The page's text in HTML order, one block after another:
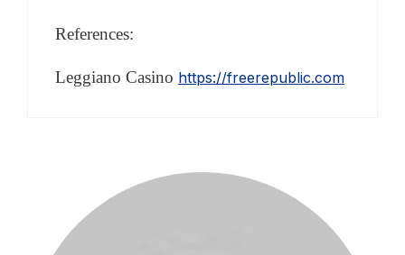
References:
Leggiano Casino https://freerepublic.com